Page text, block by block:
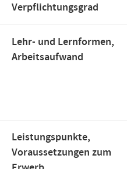
Verpflichtungsgrad
Lehr- und Lernformen,
Arbeitsaufwand
Leistungspunkte,
Voraussetzungen zum